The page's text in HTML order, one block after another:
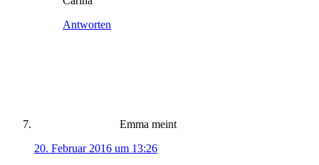
Antworten
Emma meint
20. Februar 2016 um 13:26